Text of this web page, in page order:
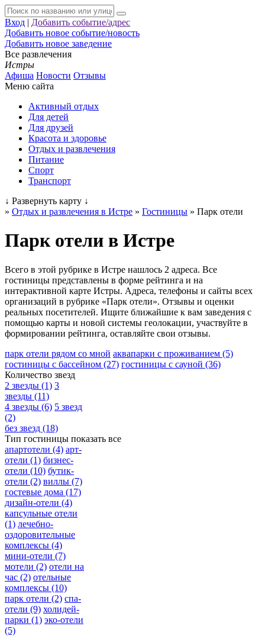
Вход | Добавить событие/адрес
Добавить новое событие/новость
Добавить новое заведение
Все развлечения
Истры
Афиша Новости Отзывы
Меню сайта
Активный отдых
Для детей
Для друзей
Красота и здоровье
Отдых и развлечения
Питание
Спорт
Транспорт
↓ Развернуть карту ↓
» Отдых и развлечения в Истре » Гостиницы » Парк отели
Парк отели в Истре
Всего в этой рубрике в Истре нашлось 2 адреса. Все
гостиницы представлены в форме рейтинга и на
интерактивной карте Истры. Адреса, телефоны и сайты всех
организаций в рубрике «Парк отели». Отзывы и оценки
реальных посетителей. Ищите ближайшие к вам заведения с
помощью карты и новой системы геолокации, участвуйте в
формировании рейтинга, оставляйте свои отзывы.
парк отели рядом со мной аквапарки с проживанием (5)
гостиницы с бассейном (27) гостиницы с сауной (36)
Количество звезд
2 звезды (1) 3
звезды (11)
4 звезды (6) 5 звезд
(2)
без звезд (18)
Тип гостиницы показать все
апартотели (4) арт-
отели (1) бизнес-
отели (10) бутик-
отели (2) виллы (7)
гостевые дома (17)
дизайн-отели (4)
капсульные отели
(1) лечебно-
оздоровительные
комплексы (4)
мини-отели (7)
мотели (2) отели на
час (2) отельные
комплексы (10)
парк отели (2) спа-
отели (9) холидей-
парки (1) эко-отели
(5)